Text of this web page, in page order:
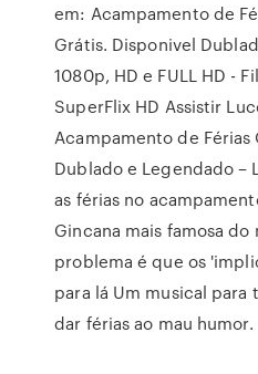
em: Acampamento de
Grátis. Disponivel
1080p, HD e FULL HD -
SuperFlix HD Assistir
Acampamento de Férias
Dublado e Legendado –
as férias no
Gincana mais famosa
problema é que os
para lá Um musical para
dar férias ao mau humor.